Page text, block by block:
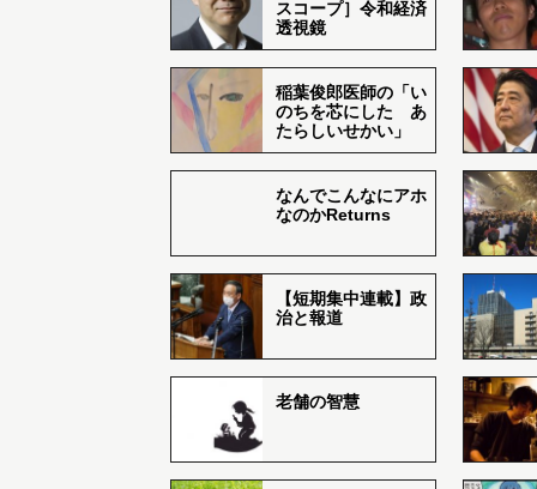
スコープ］令和経済
透視鏡
稲葉俊郎医師の「い
のちを芯にした あ
たらしいせかい」
なんでこんなにアホ
なのかReturns
【短期集中連載】政
治と報道
老舗の智慧